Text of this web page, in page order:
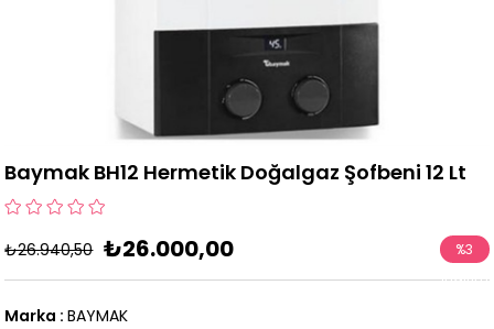
Baymak BH12 Hermetik Doğalgaz Şofbeni 12 Lt
₺26.940,50 ₺26.000,00 %3
İndirim
Marka : BAYMAK